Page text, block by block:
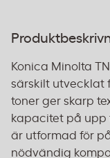
Konica Minolta
särskilt utvecklat
toner ger skarp
kapacitet på upp
är utformad för
nödvändig